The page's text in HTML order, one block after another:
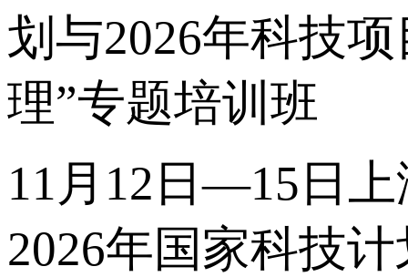
划与2026年科技
理”专题培训班
11月12日—15日
2026年国家科技